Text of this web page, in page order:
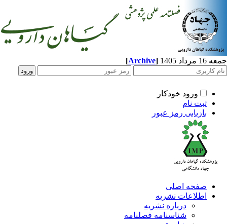
1405
[Archive]
ورود خودکار
ثبت نام
بازیابی رمز عبور
صفحه اصلی
اطلاعات نشریه
درباره نشریه
شناسنامه فصلنامه